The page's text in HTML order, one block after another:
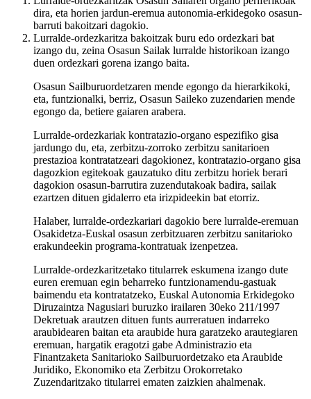
dira, eta horien jardun-eremua autonomia-erkidegoko osasun-
barruti bakoitzari dagokio.
Lurralde-ordezkaritza bakoitzak buru edo ordezkari bat
izango du, zeina Osasun Sailak lurralde historikoan izango
duen ordezkari gorena izango baita.
Osasun Sailburuordetzaren mende egongo da hierarkikoki,
eta, funtzionalki, berriz, Osasun Saileko zuzendarien mende
egongo da, betiere gaiaren arabera.
Lurralde-ordezkariak kontratazio-organo espezifiko gisa
jardungo du, eta, zerbitzu-zorroko zerbitzu sanitarioen
prestazioa kontratatzeari dagokionez, kontratazio-organo gisa
dagozkion egitekoak gauzatuko ditu zerbitzu horiek berari
dagokion osasun-barrutira zuzendutakoak badira, sailak
ezartzen dituen gidalerro eta irizpideekin bat etorriz.
Halaber, lurralde-ordezkariari dagokio bere lurralde-eremuan
Osakidetza-Euskal osasun zerbitzuaren zerbitzu sanitarioko
erakundeekin programa-kontratuak izenpetzea.
Lurralde-ordezkaritzetako titularrek eskumena izango dute
euren eremuan egin beharreko funtzionamendu-gastuak
baimendu eta kontratatzeko, Euskal Autonomia Erkidegoko
Diruzaintza Nagusiari buruzko irailaren 30eko 211/1997
Dekretuak arautzen dituen funts aurreratuen indarreko
araubidearen baitan eta araubide hura garatzeko arautegiaren
eremuan, hargatik eragotzi gabe Administrazio eta
Finantzaketa Sanitarioko Sailburuordetzako eta Araubide
Juridiko, Ekonomiko eta Zerbitzu Orokorretako
Zuzendaritzako titularrei ematen zaizkien ahalmenak.